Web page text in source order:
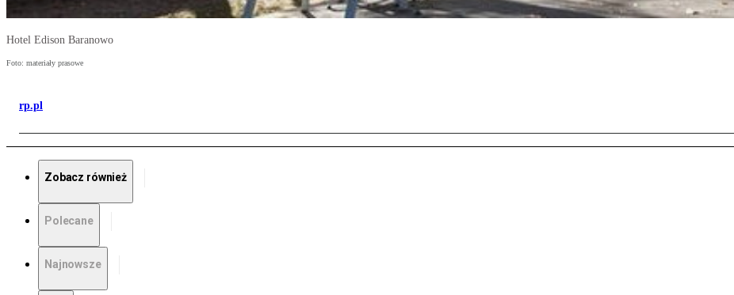
Hotel Edison Baranowo
Foto: materiały prasowe
rp.pl
Zobacz również
Polecane
Najnowsze